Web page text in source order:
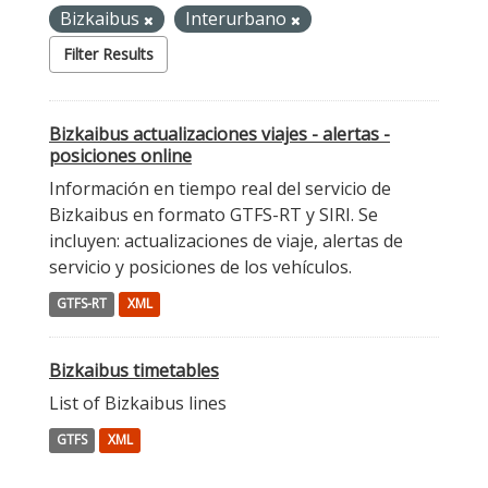
Bizkaibus
Interurbano
Filter Results
Bizkaibus actualizaciones viajes - alertas -
posiciones online
Información en tiempo real del servicio de
Bizkaibus en formato GTFS-RT y SIRI. Se
incluyen: actualizaciones de viaje, alertas de
servicio y posiciones de los vehículos.
GTFS-RT XML
Bizkaibus timetables
List of Bizkaibus lines
GTFS XML